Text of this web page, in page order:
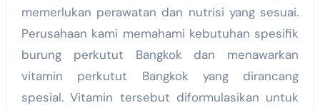
memerlukan perawatan dan nutrisi yang sesuai.
Perusahaan kami memahami kebutuhan spesifik
burung perkutut Bangkok dan menawarkan
vitamin perkutut Bangkok yang dirancang
spesial. Vitamin tersebut diformulasikan untuk